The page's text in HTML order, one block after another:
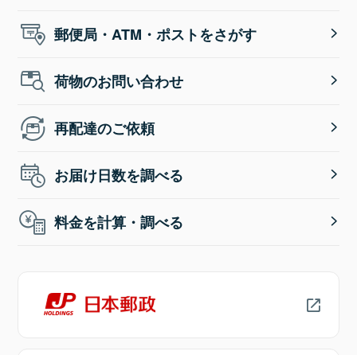
郵便局・ATM・ポストをさがす
荷物のお問い合わせ
再配達のご依頼
お届け日数を調べる
料金を計算・調べる